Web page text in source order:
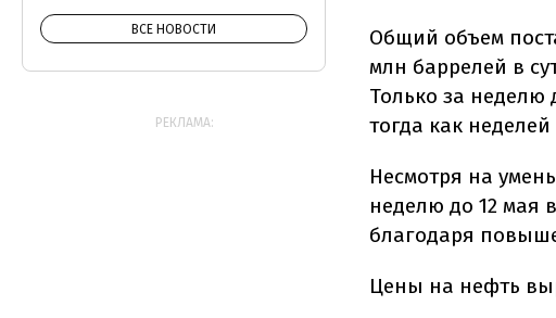
Общий объем
млн баррелей в
Только за неделю
тогда как
Несмотря на
неделю до 12 мая
благодаря
Цены на нефть
ВСЕ НОВОСТИ
РЕКЛАМА: